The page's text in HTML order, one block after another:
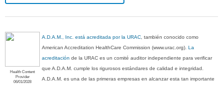
Health Content
Provider
06/01/2028
A.D.A.M., Inc. está acreditada por la URAC , también conocido como
American Accreditation HealthCare Commission (www.urac.org).La
acreditación de la URAC es un comité auditor independiente para verificar
que A.D.A.M. cumple los rigurosos estándares de calidad e integridad.
A.D.A.M. es una de las primeras empresas en alcanzar esta tan importante